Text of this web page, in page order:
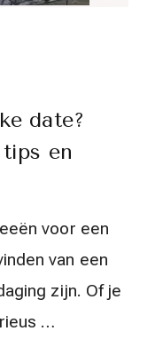
date?
en
voor een
van een
zijn. Of je
…